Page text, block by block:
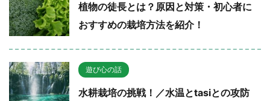
植物の徒長とは？原因と対策・初心者に
おすすめの栽培方法を紹介！
遊び心の話
水耕栽培の挑戦！／水温とtasiとの攻防